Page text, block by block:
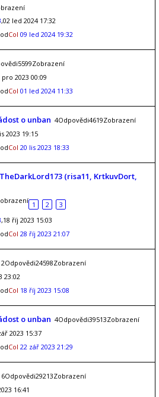
,02 led 2024 17:32
Col 09 led 2024 19:32
pro 2023 00:09
Col 01 led 2024 11:33
o unban 4Odpovědi4619Zobrazení
2023 19:15
Col 20 lis 2023 18:33
(risa11, KrtkuvDort,
1 2
3
,18 říj 2023 15:03
Col 28 říj 2023 21:07
2Odpovědi24598Zobrazení
23:02
Col 18 říj 2023 15:08
o unban 4Odpovědi39513Zobrazení
2023 15:37
Col 22 zář 2023 21:29
6Odpovědi29213Zobrazení
16:41